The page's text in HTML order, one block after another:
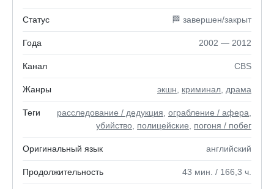
Статус 🏁 завершен/закрыт
Года 2002 — 2012
Канал CBS
Жанры экшн криминал драма
Теги расследование / дедукция ограбление / афера
убийство полицейские погоня / побег
Оригинальный язык английский
Продолжительность 43 мин. / 166,3 ч.